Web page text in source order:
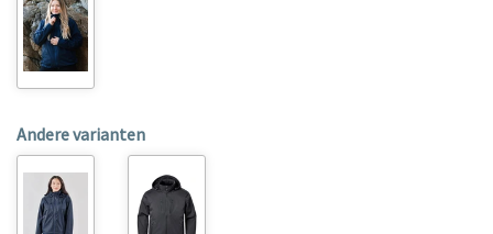
Andere varianten